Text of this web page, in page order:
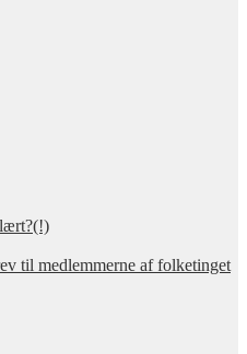
til medlemmerne af folketinget